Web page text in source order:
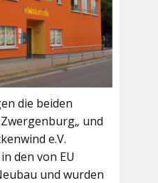
die beiden
und
e.V.
den von EU
und wurden